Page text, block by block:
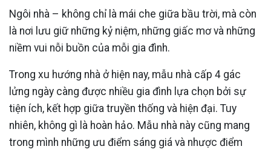
Ngôi nhà – không chỉ là mái che giữa bầu trời, mà còn
là nơi lưu giữ những kỷ niệm, những giấc mơ và những
niềm vui nỗi buồn của mỗi gia đình.
Trong xu hướng nhà ở hiện nay, mẫu nhà cấp 4 gác
lửng ngày càng được nhiều gia đình lựa chọn bởi sự
tiện ích, kết hợp giữa truyền thống và hiện đại. Tuy
nhiên, không gì là hoàn hảo. Mẫu nhà này cũng mang
trong mình những ưu điểm sáng giá và nhược điểm